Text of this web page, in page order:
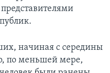
начиная с середины
по меньшей мере,